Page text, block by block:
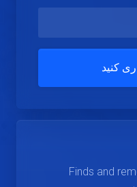
کنید
Finds and